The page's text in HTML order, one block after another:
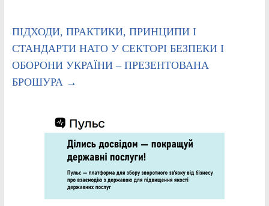
ПІДХОДИ, ПРАКТИКИ, ПРИНЦИПИ І
СТАНДАРТИ НАТО У СЕКТОРІ БЕЗПЕКИ І
ОБОРОНИ УКРАЇНИ – ПРЕЗЕНТОВАНА
БРОШУРА →